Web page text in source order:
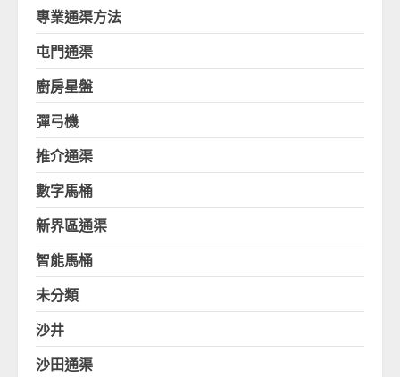
專業通渠方法
屯門通渠
廚房星盤
彈弓機
推介通渠
數字馬桶
新界區通渠
智能馬桶
未分類
沙井
沙田通渠